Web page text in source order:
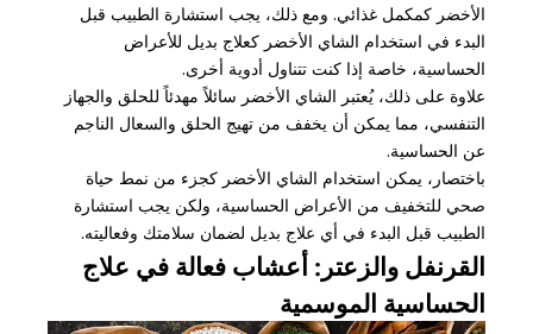
الأخضر كمكمل غذائي. ومع ذلك، يجب استشارة الطبيب قبل
البدء في استخدام الشاي الأخضر كعلاج بديل للأعراض
الحساسية، خاصة إذا كنت تتناول أدوية أخرى.
علاوة على ذلك، يُعتبر الشاي الأخضر سائلاً مهدئاً للحلق والجهاز
التنفسي، مما يمكن أن يخفف من تهيج الحلق والسعال الناجم
عن الحساسية.
باختصار، يمكن استخدام الشاي الأخضر كجزء من نمط حياة
صحي للتخفيف من الأعراض الحساسية، ولكن يجب استشارة
الطبيب قبل البدء في أي علاج بديل لضمان سلامتك وفعاليته.
القرنفل والزعتر: أعشاب فعالة في علاج
الحساسية الموسمية